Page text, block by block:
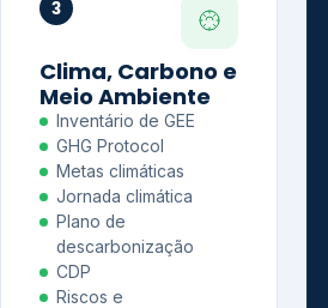
3
Clima, Carbono e
Meio Ambiente
Inventário de GEE
GHG Protocol
Metas climáticas
Jornada climática
Plano de
descarbonização
CDP
Riscos e